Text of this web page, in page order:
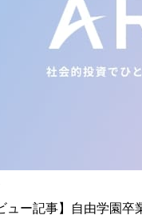
ュー記事】自由学園卒